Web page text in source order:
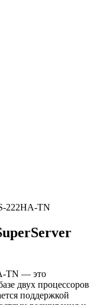
222HA-TN
TN — это
двух процессоров
поддержкой